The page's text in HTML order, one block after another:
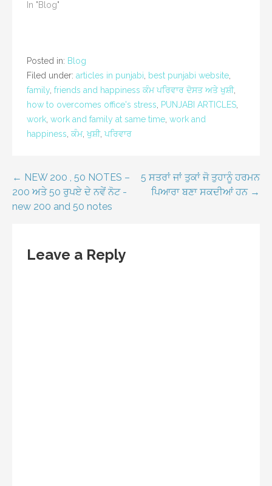
In "Blog"
Posted in: Blog
Filed under: articles in punjabi best punjabi website
family friends and happiness ਕੰਮ ਪਰਿਵਾਰ ਦੋਸਤ ਅਤੇ ਖੁਸ਼ੀ,
how to overcomes office's stress
PUNJABI ARTICLES
work work and family at same time work and
happiness ਕੰਮ,ਖੁਸ਼ੀ, ਪਰਿਵਾਰ
Post
navigation
← NEW 200 , 50 NOTES –
200 ਅਤੇ 50 ਰੁਪਏ ਦੇ ਨਵੇਂ ਨੋਟ -
new 200 and 50 notes
5 ਸਤਰਾਂ ਜਾਂ ਤੁਕਾਂ ਜੋ ਤੁਹਾਨੂੰ ਹਰਮਨ
ਪਿਆਰਾ ਬਣਾ ਸਕਦੀਆਂ ਹਨ →
Leave a Reply